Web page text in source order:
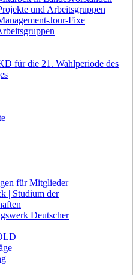
und Arbeitsgruppen
Jour-Fixe
für die 21. Wahlperiode des
für Mitglieder
| Studium der
Deutscher